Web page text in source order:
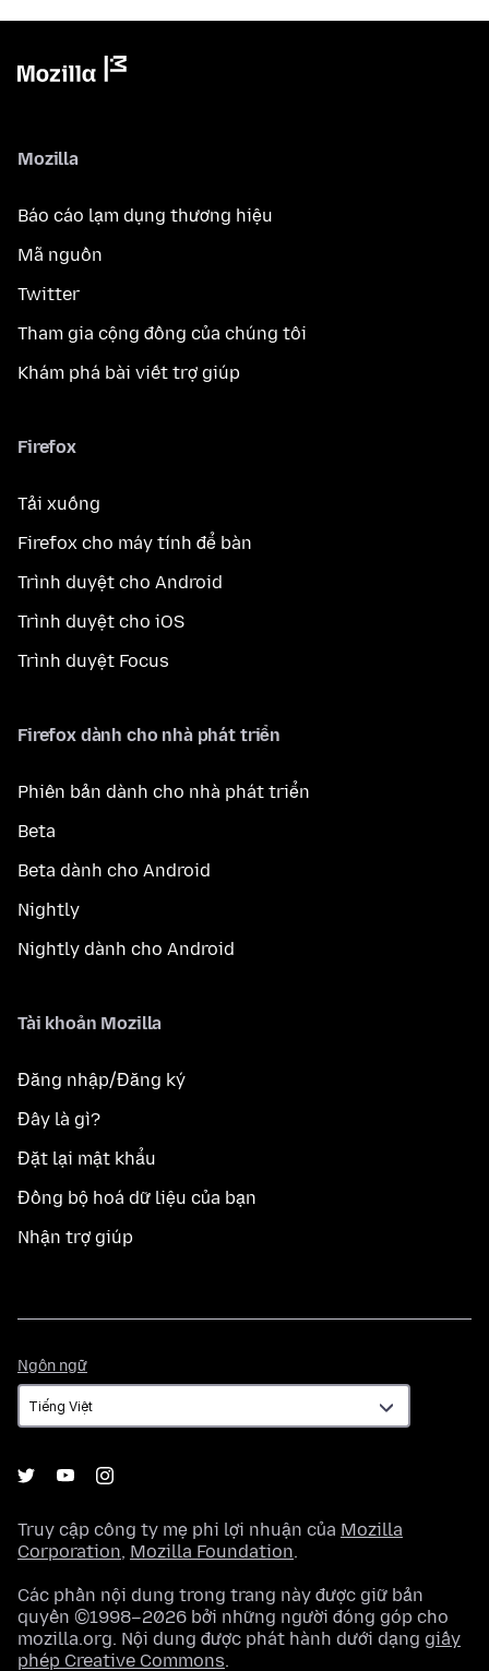
Mozilla
Báo cáo lạm dụng thương hiệu
Mã nguồn
Twitter
Tham gia cộng đồng của chúng tôi
Khám phá bài viết trợ giúp
Firefox
Tải xuống
Firefox cho máy tính để bàn
Trình duyệt cho Android
Trình duyệt cho iOS
Trình duyệt Focus
Firefox dành cho nhà phát triển
Phiên bản dành cho nhà phát triển
Beta
Beta dành cho Android
Nightly
Nightly dành cho Android
Tài khoản Mozilla
Đăng nhập/Đăng ký
Đây là gì?
Đặt lại mật khẩu
Đồng bộ hoá dữ liệu của bạn
Nhận trợ giúp
Ngôn ngữ
ngữ
Truy cập công ty mẹ phi lợi nhuận của Mozilla
Corporation, Mozilla Foundation.
Các phần nội dung trong trang này được giữ bản
quyền ©1998–2026 bởi những người đóng góp cho
mozilla.org. Nội dung được phát hành dưới dạng giấy
phép Creative Commons.